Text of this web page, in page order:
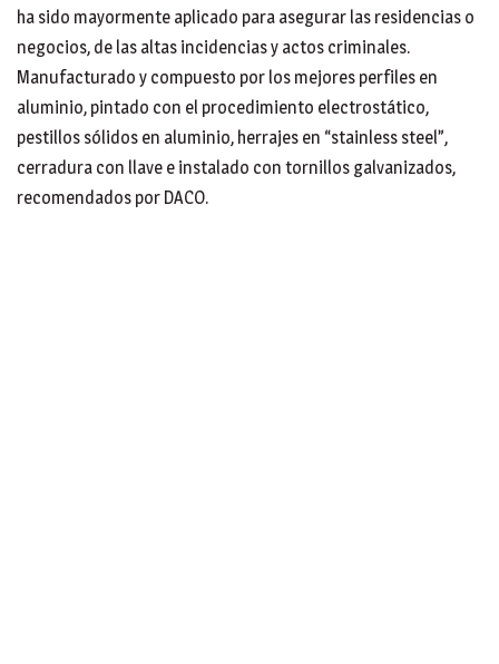
ha sido mayormente aplicado para asegurar las residencias o
negocios, de las altas incidencias y actos criminales.
Manufacturado y compuesto por los mejores perfiles en
aluminio, pintado con el procedimiento electrostático,
pestillos sólidos en aluminio, herrajes en “stainless steel”,
cerradura con llave e instalado con tornillos galvanizados,
recomendados por DACO.